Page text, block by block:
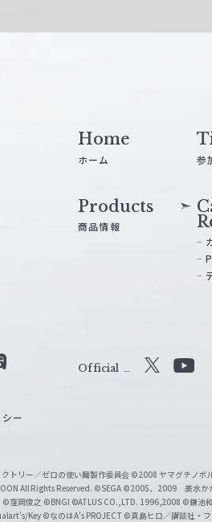
Home
ホーム 参
Products
商品情報
Official
Y
b
e
ー
トリー／ゼロの使い魔製作委員会 ©2008 ヤマグチノボ
All Rights Reserved. ©SEGA ©2005、2009 美水か
©窪岡俊之 ©BNGI ©ATLUS CO.,LTD. 1996,2008 ©鎌池
Key ©なのはA's PROJECT ©真島ヒロ／講談社・